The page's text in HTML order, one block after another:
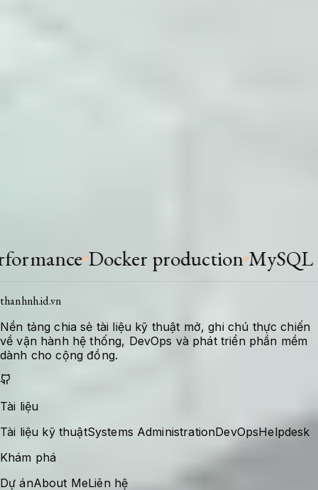
Docker productionMySQL
thanhnh.id.vn
Nền tảng chia sẻ tài liệu kỹ thuật mở, ghi chú thực chiến
về vận hành hệ thống, DevOps và phát triển phần mềm
dành cho cộng đồng.
Tài liệu
Tài liệu kỹ thuậtSystems AdministrationDevOpsHelpdesk
Khám phá
Dự ánAbout MeLiên hệ